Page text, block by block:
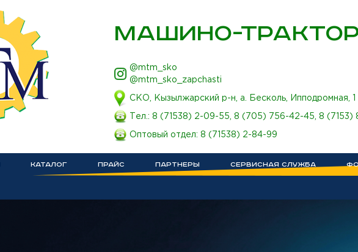
МАШИНО-
@mtm_sko
@mtm_sko_zapchasti
СКО, Кызылжарский р-н, а. Бесколь, Ипподромная, 1
Тел.: 8 (71538) 2-09-55 8 (705) 756-42-45 8 (7153)
Оптовый отдел: 8 (71538) 2-84-99
КАТАЛОГ ПРАЙС ПАРТНЕРЫ СЕРВИСНАЯ СЛУЖБА